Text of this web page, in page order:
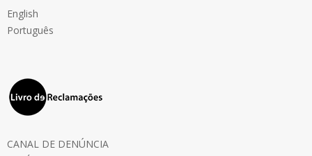
English
Português
CANAL DE DENÚNCIA